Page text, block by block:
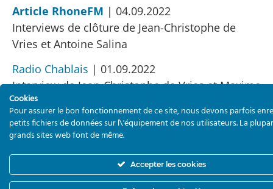
Article RhoneFM | 04.09.2022
Interviews de clôture de Jean-Christophe de
Vries et Antoine Salina
Radio Chablais | 01.09.2022
Interview de Jean-Christophe de Vries et Maxime
Jaquet
RhoneFM| 13.07.2022
Interview de Jean-Christophe de Vries
Cookies
Pour assurer le bon fonctionnement de ce site, nous devons parfois
petits fichiers de données sur l\'équipement de nos utilisateurs. La
grands sites web font de même.
Accepter les cookies